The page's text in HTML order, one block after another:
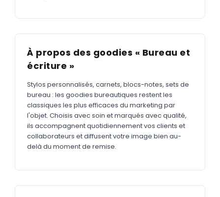
À propos des goodies « Bureau et
écriture »
Stylos personnalisés, carnets, blocs-notes, sets de
bureau : les goodies bureautiques restent les
classiques les plus efficaces du marketing par
l'objet. Choisis avec soin et marqués avec qualité,
ils accompagnent quotidiennement vos clients et
collaborateurs et diffusent votre image bien au-
delà du moment de remise.